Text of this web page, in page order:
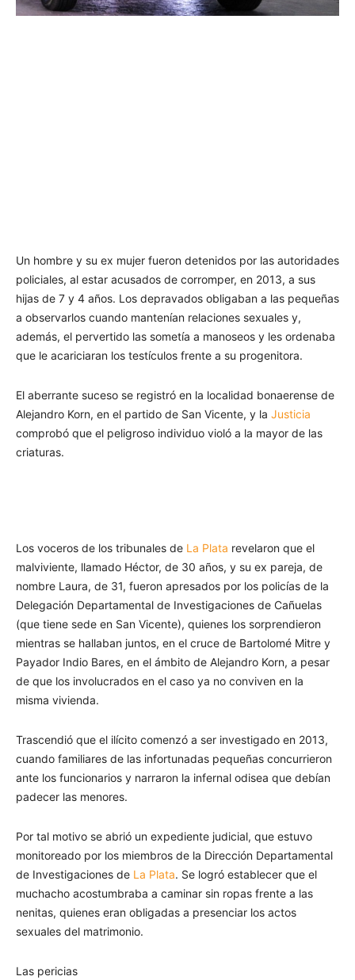
Un hombre y su ex mujer fueron detenidos por las autoridades
policiales, al estar acusados de corromper, en 2013, a sus
hijas de 7 y 4 años. Los depravados obligaban a las pequeñas
a observarlos cuando mantenían relaciones sexuales y,
además, el pervertido las sometía a manoseos y les ordenaba
que le acariciaran los testículos frente a su progenitora.
El aberrante suceso se registró en la localidad bonaerense de
Alejandro Korn, en el partido de San Vicente, y la Justicia
comprobó que el peligroso individuo violó a la mayor de las
criaturas.
Los voceros de los tribunales de La Plata revelaron que el
malviviente, llamado Héctor, de 30 años, y su ex pareja, de
nombre Laura, de 31, fueron apresados por los policías de la
Delegación Departamental de Investigaciones de Cañuelas
(que tiene sede en San Vicente), quienes los sorprendieron
mientras se hallaban juntos, en el cruce de Bartolomé Mitre y
Payador Indio Bares, en el ámbito de Alejandro Korn, a pesar
de que los involucrados en el caso ya no conviven en la
misma vivienda.
Trascendió que el ilícito comenzó a ser investigado en 2013,
cuando familiares de las infortunadas pequeñas concurrieron
ante los funcionarios y narraron la infernal odisea que debían
padecer las menores.
Por tal motivo se abrió un expediente judicial, que estuvo
monitoreado por los miembros de la Dirección Departamental
de Investigaciones de La Plata. Se logró establecer que el
muchacho acostumbraba a caminar sin ropas frente a las
nenitas, quienes eran obligadas a presenciar los actos
sexuales del matrimonio.
Las pericias